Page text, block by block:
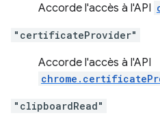
Accorde l'accès à l'API
"certificateProvider"
Accorde l'accès à l'API
"clipboardRead"